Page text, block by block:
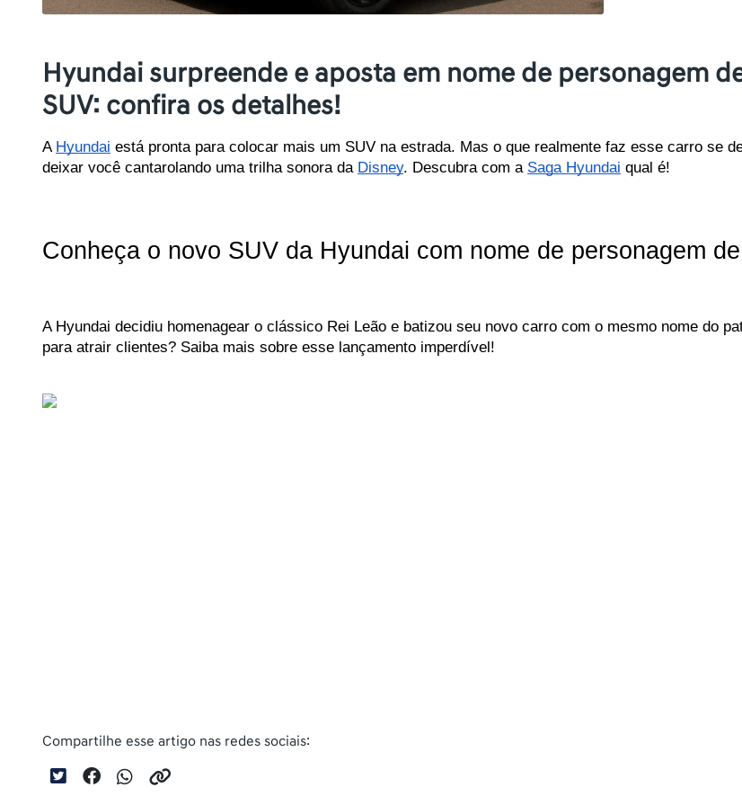
Hyundai surpreende e aposta em nome de personagem
SUV: confira os detalhes!
A Hyundai está pronta para colocar mais um SUV na estrada. Mas o que realmente faz esse carro se
deixar você cantarolando uma trilha sonora da Disney. Descubra com a Saga Hyundai qual é!
Conheça o novo SUV da Hyundai com nome de personagem
A Hyundai decidiu homenagear o clássico Rei Leão e batizou seu novo carro com o mesmo nome do
para atrair clientes? Saiba mais sobre esse lançamento imperdível!
Compartilhe esse artigo nas redes sociais: